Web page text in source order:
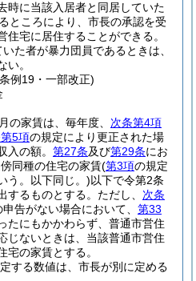
時に当該入居者と同居していた
ところにより、市長の承認を受
住宅に居住することができる。
た者が暴力団員であるときは、
い。
例19・一部改正)
の家賃は、毎年度、 次条第4項
5項の規定により更正された場
入の額。 第27条及び第29条にお
同種の住宅の家賃(第3項の規定
う。以下同じ。)以下で令第2条
するものとする。 ただし、 次条
告がない場合において、 第33
たにもかかわらず、普通市営住
じないときは、当該普通市営住
宅の家賃とする。
する数値は、市長が別に定める